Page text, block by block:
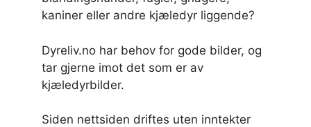
kaniner eller andre kjæledyr liggende?
Dyreliv.no har behov for gode bilder, og
tar gjerne imot det som er av
kjæledyrbilder.
Siden nettsiden driftes uten inntekter